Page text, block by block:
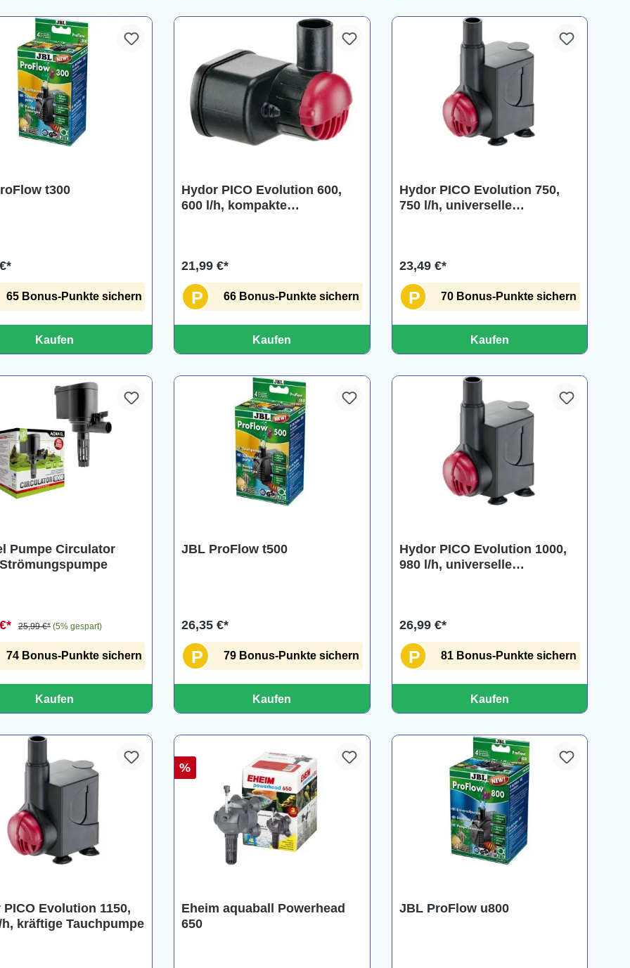
t300
65 Bonus-Punkte sichern
Kaufen
Hydor PICO Evolution 600,
600 l/h, kompakte
21,99 €*
P 66 Bonus-Punkte sichern
Kaufen
Hydor PICO Evolution 750,
750 l/h, universelle
23,49 €*
P 70 Bonus-Punkte sichern
Kaufen
Pumpe Circulator
25,99 €* (5% gespart)
74 Bonus-Punkte sichern
Kaufen
JBL ProFlow t500
26,35 €*
P 79 Bonus-Punkte sichern
Kaufen
Hydor PICO Evolution 1000,
980 l/h, universelle
26,99 €*
P 81 Bonus-Punkte sichern
Kaufen
PICO Evolution 1150,
h, kräftige Tauchpumpe
%
Eheim aquaball Powerhead
650
JBL ProFlow u800